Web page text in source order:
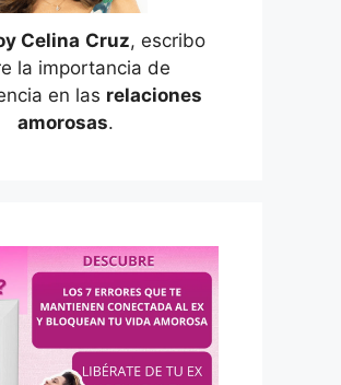
Celina Cruz, escribo
la importancia de
en las relaciones
amorosas.